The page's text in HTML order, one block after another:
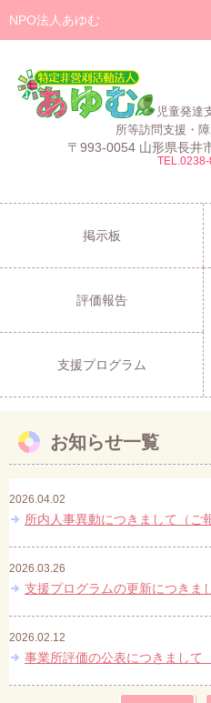
NPO法人あゆむ
児童発達
所等訪問支援・
〒993-0054 山形県長井
施設紹介
あゆむZIBUN LABO
サービス内容
支援プログラム
ご利用について
採用情報
お問い合わせ
掲示板
評価報告
支援プログラム
お知らせ一覧
2026.04.02
所内人事異動につきまして（ご
2026.03.26
支援プログラムの更新につきま
2026.02.12
事業所評価の公表につきまして